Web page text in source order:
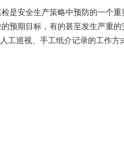
是安全生产策略中预防的一个
预期目标，有的甚至发生严重的
工巡视、手工纸介记录的工作方